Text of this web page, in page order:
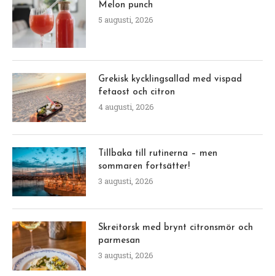
Melon punch
5 augusti, 2026
Grekisk kycklingsallad med vispad
fetaost och citron
4 augusti, 2026
Tillbaka till rutinerna – men
sommaren fortsätter!
3 augusti, 2026
Skreitorsk med brynt citronsmör och
parmesan
3 augusti, 2026